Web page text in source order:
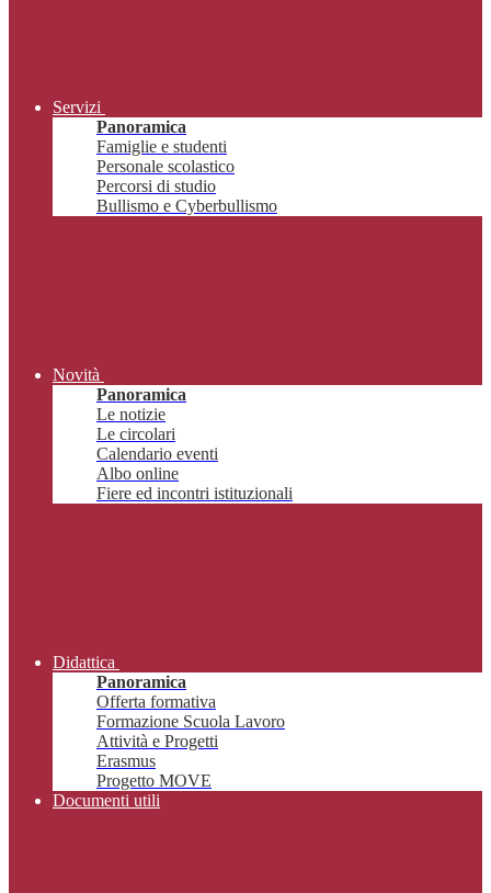
Servizi
Panoramica
Famiglie e studenti
Personale scolastico
Percorsi di studio
Bullismo e Cyberbullismo
Novità
Panoramica
Le notizie
Le circolari
Calendario eventi
Albo online
Fiere ed incontri istituzionali
Didattica
Panoramica
Offerta formativa
Formazione Scuola Lavoro
Attività e Progetti
Erasmus
Progetto MOVE
Documenti utili